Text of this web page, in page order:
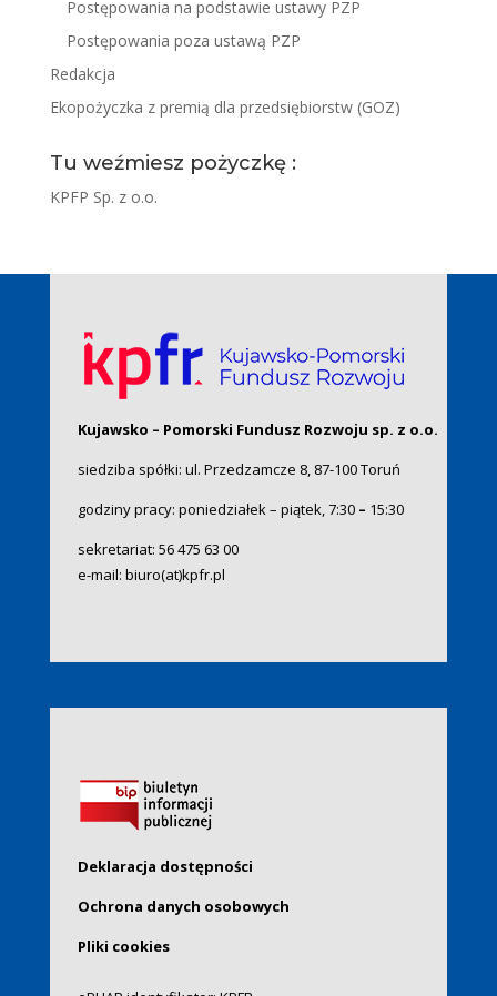
Postępowania na podstawie ustawy PZP
Postępowania poza ustawą PZP
Redakcja
Ekopożyczka z premią dla przedsiębiorstw (GOZ)
Tu weźmiesz pożyczkę :
KPFP Sp. z o.o.
Kujawsko – Pomorski Fundusz Rozwoju sp. z o.o.
siedziba spółki: ul. Przedzamcze 8, 87-100 Toruń
godziny pracy: poniedziałek – piątek, 7:30– 15:30
sekretariat: 56 475 63 00
e-mail: biuro(at)kpfr.pl
Deklaracja dostępności
Ochrona danych osobowych
Pliki cookies